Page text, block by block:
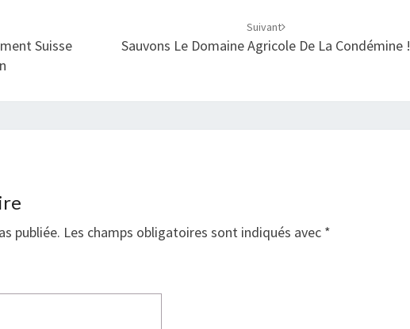
Suisse
Suivant
Sauvons Le Domaine Agricole De La Condémine !
publiée. Les champs obligatoires sont indiqués avec *